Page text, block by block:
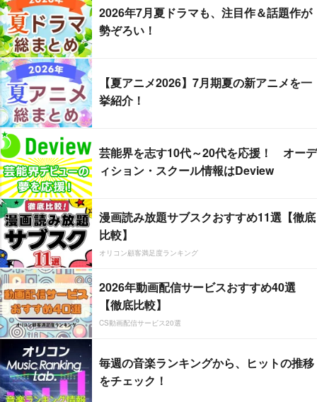
2026年7月夏ドラマも、注目作＆話題作が
勢ぞろい！
【夏アニメ2026】7月期夏の新アニメを一
挙紹介！
芸能界を志す10代～20代を応援！ オーデ
ィション・スクール情報はDeview
漫画読み放題サブスクおすすめ11選【徹底
比較】
オリコン顧客満足度ランキング
2026年動画配信サービスおすすめ40選
【徹底比較】
CS動画配信サービス20選
毎週の音楽ランキングから、ヒットの推移
をチェック！